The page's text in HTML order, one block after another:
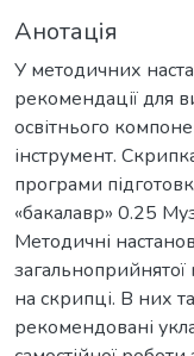
Анотація
У методичних
рекомендації для
освітнього
інструмент.
програми
«бакалавр» 0.25
Методичні
на скрипці. В них
рекомендовані